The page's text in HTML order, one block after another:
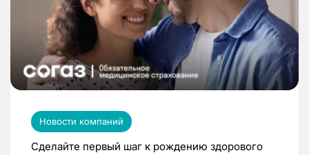
Новости компаний
Сделайте первый шаг к рождению здорового